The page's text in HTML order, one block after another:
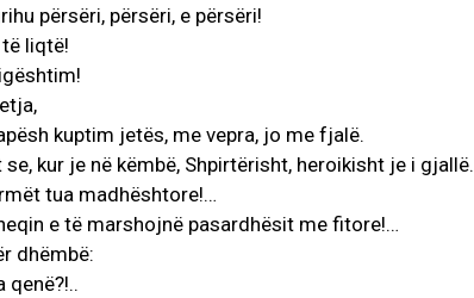
përsëri, përsëri, e përsëri!
liqtë!
kuptim jetës, me vepra, jo me fjalë.
kur je në këmbë, Shpirtërisht, heroikisht je i gjallë.
tua madhështore!…
e të marshojnë pasardhësit me fitore!…
dhëmbë:
qenë?!..